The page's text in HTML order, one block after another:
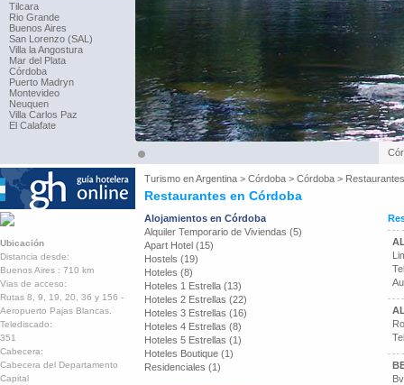
Tilcara
Rio Grande
Buenos Aires
San Lorenzo (SAL)
Villa la Angostura
Mar del Plata
Córdoba
Puerto Madryn
Montevideo
Neuquen
Villa Carlos Paz
El Calafate
Turismo enArgentina > Córdoba > Córdoba > Restaurantes
Restaurantes en Córdoba
Ubicación
Distancia desde:
Buenos Aires : 710 km
Vias de acceso:
Rutas 8, 9, 19, 20, 36 y 156 -
Aeropuerto Pajas Blancas.
Telediscado:
351
Cabecera:
Cabecera del Departamento
Capital
Alojamientos en Córdoba
Alquiler Temporario de Viviendas (5)
Apart Hotel (15)
Hostels (19)
Hoteles (8)
Hoteles 1 Estrella (13)
Hoteles 2 Estrellas (22)
Hoteles 3 Estrellas (16)
Hoteles 4 Estrellas (8)
Hoteles 5 Estrellas (1)
Hoteles Boutique (1)
Residenciales (1)